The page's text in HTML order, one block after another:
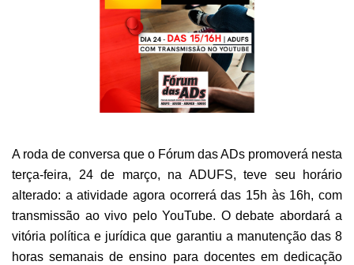
A roda de conversa que o Fórum das ADs promoverá nesta
terça-feira, 24 de março, na ADUFS, teve seu horário
alterado: a atividade agora ocorrerá das 15h às 16h, com
transmissão ao vivo pelo YouTube. O debate abordará a
vitória política e jurídica que garantiu a manutenção das 8
horas semanais de ensino para docentes em dedicação